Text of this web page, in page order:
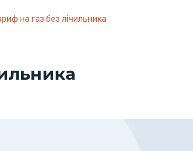
на газ без лічильника